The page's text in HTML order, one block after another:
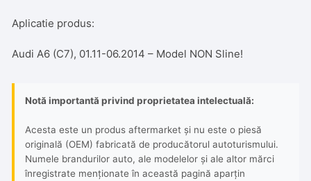
Aplicatie produs:
Audi A6 (C7), 01.11-06.2014 – Model NON Sline!
Notă importantă privind proprietatea intelectuală:
Acesta este un produs aftermarket și nu este o piesă
originală (OEM) fabricată de producătorul autoturismului.
Numele brandurilor auto, ale modelelor și ale altor mărci
înregistrate menționate în această pagină aparțin